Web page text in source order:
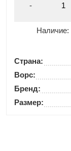
-
Наличие:
Страна:
Ворс:
Бренд:
Размер: